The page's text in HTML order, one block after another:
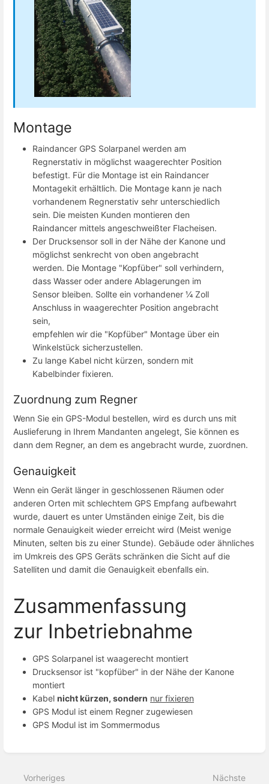
Montage
Raindancer GPS Solarpanel werden am
Regnerstativ in möglichst waagerechter Position
befestigt. Für die Montage ist ein Raindancer
Montagekit erhältlich. Die Montage kann je nach
vorhandenem Regnerstativ sehr unterschiedlich
sein. Die meisten Kunden montieren den
Raindancer mittels angeschweißter Flacheisen.
Der Drucksensor soll in der Nähe der Kanone und
möglichst senkrecht von oben angebracht
werden. Die Montage "Kopfüber" soll verhindern,
dass Wasser oder andere Ablagerungen im
Sensor bleiben. Sollte ein vorhandener ¼ Zoll
Anschluss in waagerechter Position angebracht
sein,
empfehlen wir die "Kopfüber" Montage über ein
Winkelstück sicherzustellen.
Zu lange Kabel nicht kürzen, sondern mit
Kabelbinder fixieren.
Zuordnung zum Regner
Wenn Sie ein GPS-Modul bestellen, wird es durch uns mit
Auslieferung in Ihrem Mandanten angelegt, Sie können es
dann dem Regner, an dem es angebracht wurde, zuordnen.
Genauigkeit
Wenn ein Gerät länger in geschlossenen Räumen oder
anderen Orten mit schlechtem GPS Empfang aufbewahrt
wurde, dauert es unter Umständen einige Zeit, bis die
normale Genauigkeit wieder erreicht wird (Meist wenige
Minuten, selten bis zu einer Stunde). Gebäude oder ähnliches
im Umkreis des GPS Geräts schränken die Sicht auf die
Satelliten und damit die Genauigkeit ebenfalls ein.
Zusammenfassung
zur Inbetriebnahme
GPS Solarpanel ist waagerecht montiert
Drucksensor ist "kopfüber" in der Nähe der Kanone
montiert
Kabel nicht kürzen, sondern nur fixieren
GPS Modul ist einem Regner zugewiesen
GPS Modul ist im Sommermodus
Vorheriges
Nächste